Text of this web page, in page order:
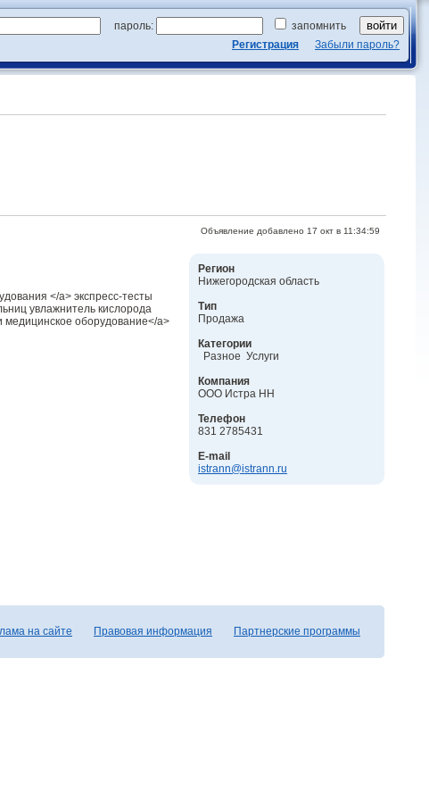
пароль:
запомнить
Регистрация
Забыли пароль?
Объявление добавлено 17 окт в 11:34:59
</a> экспресс-тесты
увлажнитель кислорода
медицинское оборудование</a>
Регион
Нижегородская область
Тип
Продажа
Категории
Разное Услуги
Компания
ООО Истра НН
Телефон
831 2785431
E-mail
istrann@istrann.ru
на сайте Правовая информация Партнерские программы